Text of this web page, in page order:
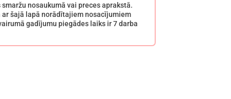
nosaukumā vai preces aprakstā.
šajā lapā norādītajiem nosacījumiem
gadījumu piegādes laiks ir 7 darba